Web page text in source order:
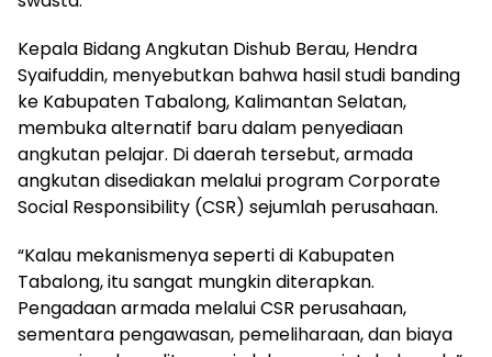
Kepala Bidang Angkutan Dishub Berau, Hendra
Syaifuddin, menyebutkan bahwa hasil studi banding
ke Kabupaten Tabalong, Kalimantan Selatan,
membuka alternatif baru dalam penyediaan
angkutan pelajar. Di daerah tersebut, armada
angkutan disediakan melalui program Corporate
Social Responsibility (CSR) sejumlah perusahaan.
“Kalau mekanismenya seperti di Kabupaten
Tabalong, itu sangat mungkin diterapkan.
Pengadaan armada melalui CSR perusahaan,
sementara pengawasan, pemeliharaan, dan biaya